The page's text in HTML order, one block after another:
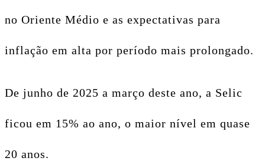
no Oriente Médio e as expectativas para
inflação em alta por período mais prolongado.
De junho de 2025 a março deste ano, a Selic
ficou em 15% ao ano, o maior nível em quase
20 anos.